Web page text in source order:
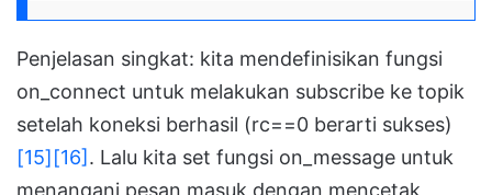
Penjelasan singkat: kita mendefinisikan fungsi
on_connect untuk melakukan subscribe ke topik
setelah koneksi berhasil (rc==0 berarti sukses)
[15][16] . Lalu kita set fungsi on_message untuk
menangani pesan masuk dengan mencetak